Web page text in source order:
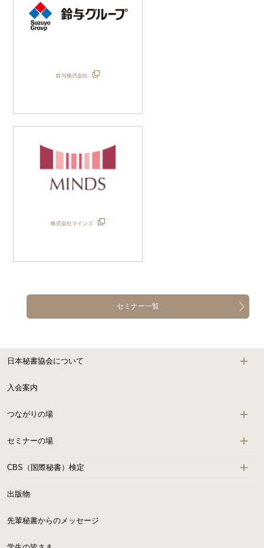
鈴与株式会社
株式会社マインズ
セミナー一覧
日本秘書協会について
入会案内
つながりの場
セミナーの場
CBS（国際秘書）検定
出版物
先輩秘書からのメッセージ